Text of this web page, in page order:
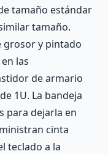
tamaño estándar
tamaño.
grosor y pintado
las
de armario
1U. La bandeja
para dejarla en
cinta
teclado a la